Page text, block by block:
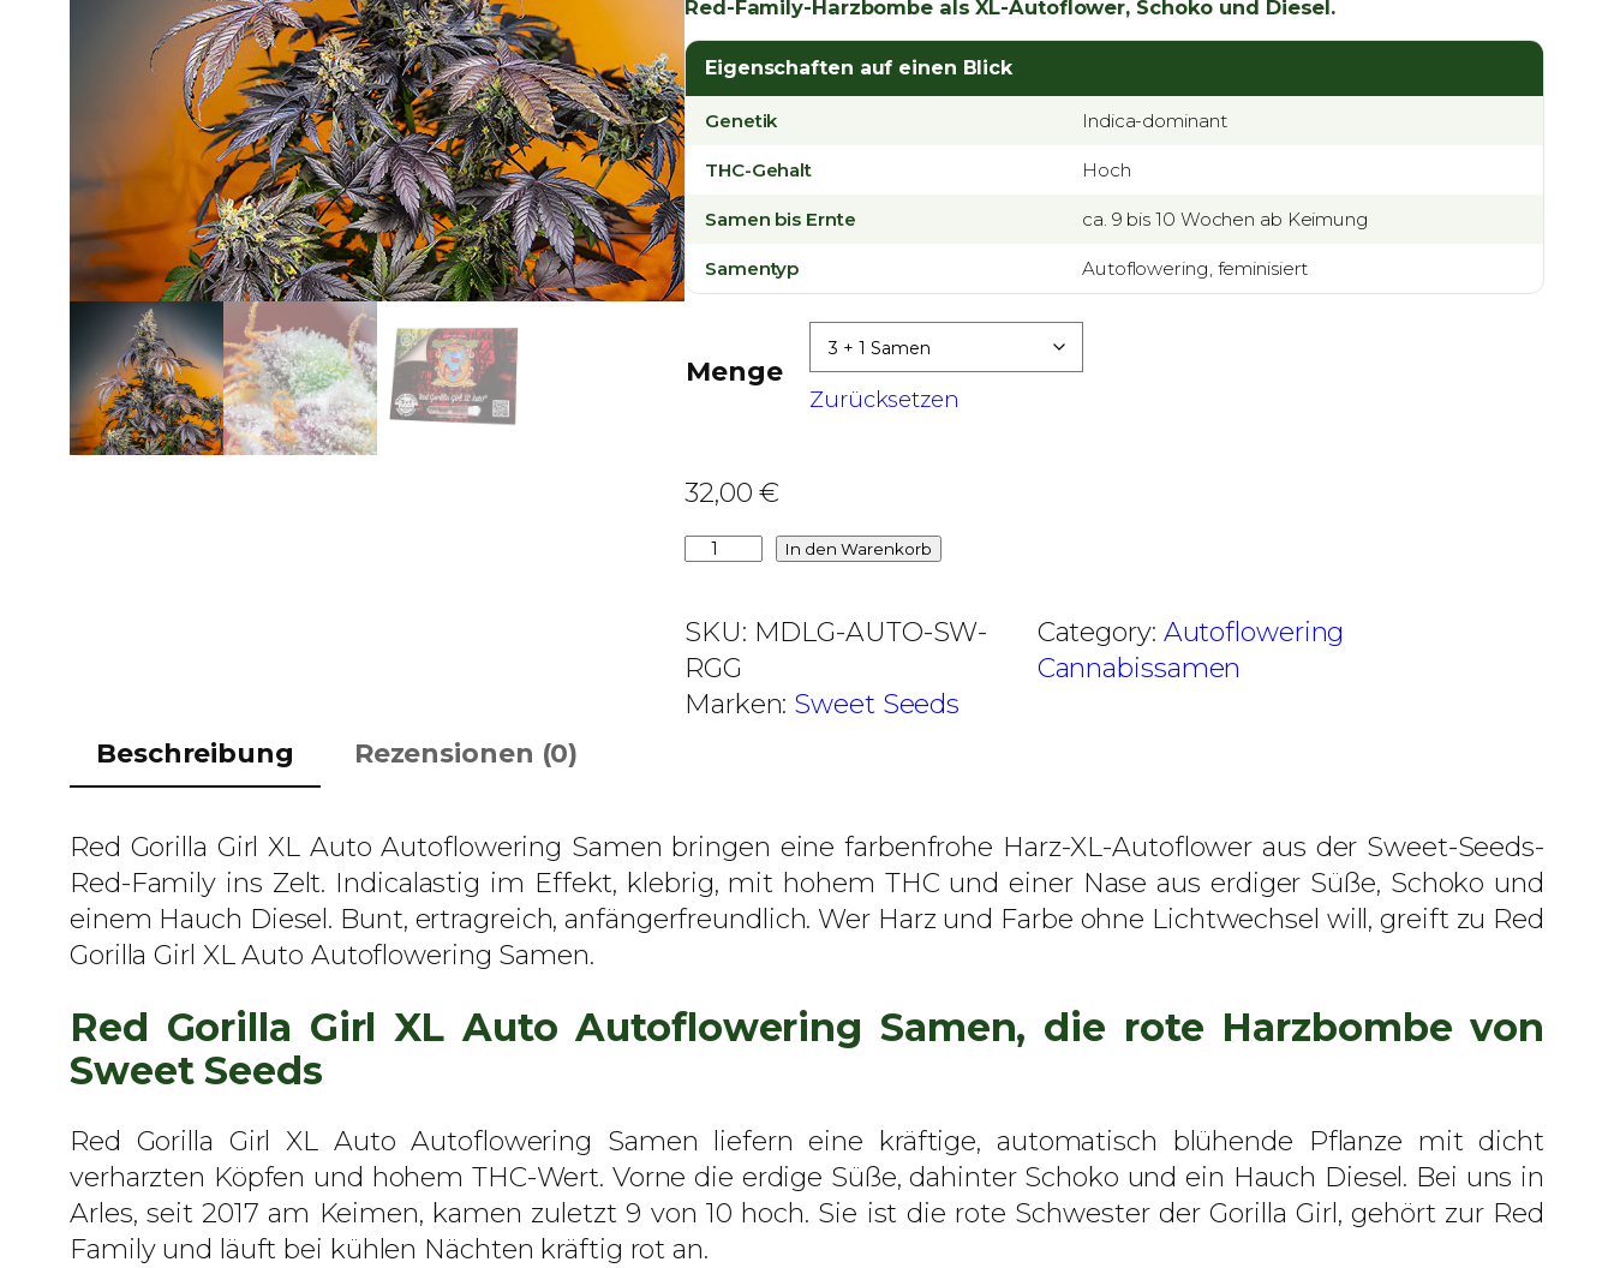
r
e
i
n
:
3
0
€
i
,
0
0
Red-Family-Harzbombe als XL-Autoflower, Schoko und Diesel.
Eigenschaften auf einen Blick
Genetik Indica-dominant
THC-Gehalt Hoch
Samen bis Ernte ca. 9 bis 10 Wochen ab Keimung
Samentyp Autoflowering, feminisiert
Menge
Zurücksetzen
32,00€
d
G
o
l
a
G
l
A
u
t
o
In den Warenkorb
SKU: MDLG-AUTO-SW-
RGG
Category: Autoflowering
Cannabissamen
Marken: Sweet Seeds
Beschreibung
Rezensionen (0)
Red Gorilla Girl XL Auto Autoflowering Samen bringen eine farbenfrohe Harz-XL-Autoflower aus der Sweet-Seeds-
Red-Family ins Zelt. Indicalastig im Effekt, klebrig, mit hohem THC und einer Nase aus erdiger Süße, Schoko und
einem Hauch Diesel. Bunt, ertragreich, anfängerfreundlich. Wer Harz und Farbe ohne Lichtwechsel will, greift zu Red
Gorilla Girl XL Auto Autoflowering Samen.
Red Gorilla Girl XL Auto Autoflowering Samen, die rote Harzbombe von
Sweet Seeds
Red Gorilla Girl XL Auto Autoflowering Samen liefern eine kräftige, automatisch blühende Pflanze mit dicht
verharzten Köpfen und hohem THC-Wert. Vorne die erdige Süße, dahinter Schoko und ein Hauch Diesel. Bei uns in
Arles, seit 2017 am Keimen, kamen zuletzt 9 von 10 hoch. Sie ist die rote Schwester der Gorilla Girl, gehört zur Red
Family und läuft bei kühlen Nächten kräftig rot an.